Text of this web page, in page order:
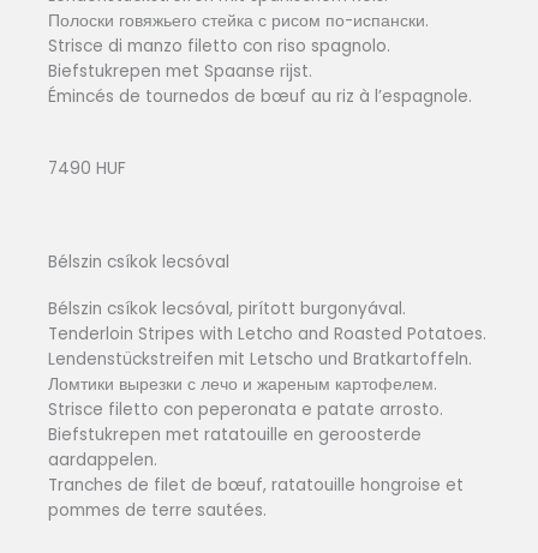
Полоски говяжьего стейка с рисом по-испански.
Strisce di manzo filetto con riso spagnolo.
Biefstukrepen met Spaanse rijst.
Émincés de tournedos de bœuf au riz à l’espagnole.
7490 HUF
Bélszin csíkok lecsóval
Bélszin csíkok lecsóval, pirított burgonyával.
Tenderloin Stripes with Letcho and Roasted Potatoes.
Lendenstückstreifen mit Letscho und Bratkartoffeln.
Ломтики вырезки с лечо и жареным картофелем.
Strisce filetto con peperonata e patate arrosto.
Biefstukrepen met ratatouille en geroosterde
aardappelen.
Tranches de filet de bœuf, ratatouille hongroise et
pommes de terre sautées.